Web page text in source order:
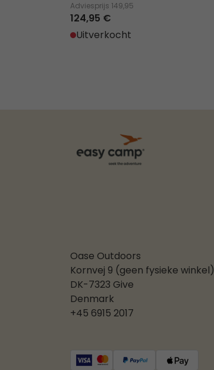
Adviesprijs 149,95
124,95 €
Uitverkocht
Oase Outdoors
Kornvej 9 (geen fysieke winkel)
DK-7323 Give
Denmark
+45 6915 2017